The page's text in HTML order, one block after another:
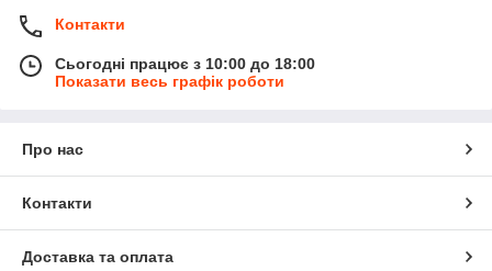
Контакти
Сьогодні працює з 10:00 до 18:00
Показати весь графік роботи
Про нас
Контакти
Доставка та оплата